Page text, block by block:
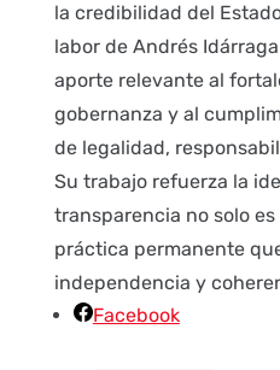
la credibilidad del
labor de Andrés
aporte relevante al
gobernanza y al
de legalidad,
Su trabajo refuerza la
transparencia no solo
práctica permanente
independencia y
Facebook